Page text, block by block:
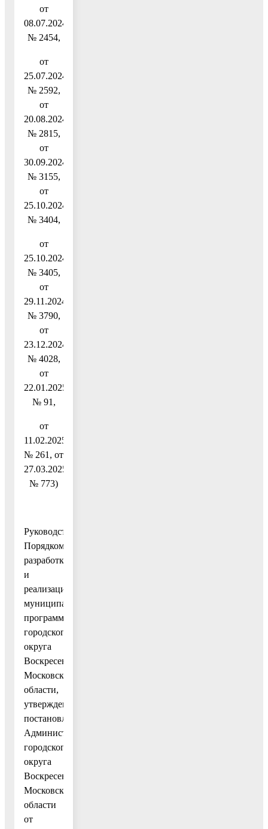
от
08.07.2024
№ 2454,
от
25.07.2024
№ 2592,
от
20.08.2024
№ 2815,
от
30.09.2024
№ 3155,
от
25.10.2024
№ 3404,
от
25.10.2024
№ 3405,
от
29.11.2024
№ 3790,
от
23.12.2024
№ 4028,
от
22.01.2025
№ 91,
от
11.02.2025
№ 261, от
27.03.2025
№ 773)
Руководствуясь
Порядком
разработки
и
реализации
муниципальных
программ
городского
округа
Воскресенск
Московской
области,
утвержденным
постановлением
Администрации
городского
округа
Воскресенск
Московской
области
от